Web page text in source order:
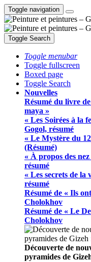
Toggle navigation
Toggle Search
Toggle menubar
Toggle fullscreen
Boxed page
Toggle Search
Nouvelles
Résumé du livre
maya »
« Les Soirées à la
Gogol, résumé
« Le Mystère du
(Résumé)
« À propos des
résumé
« Les secrets de
résumé
Résumé de « Ils
Cholokhov
Résumé de « Le
Cholokhov
Découverte de
pyramides de